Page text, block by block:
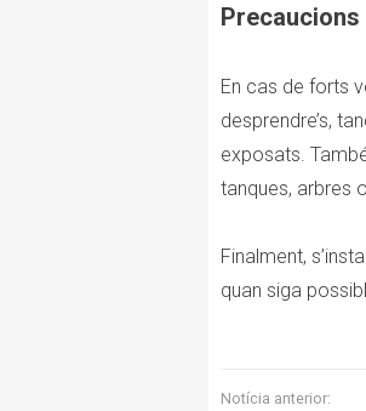
En cas de forts
desprendre’s,
exposats.
tanques, arbres
Finalment,
quan siga
Notícia anterior: